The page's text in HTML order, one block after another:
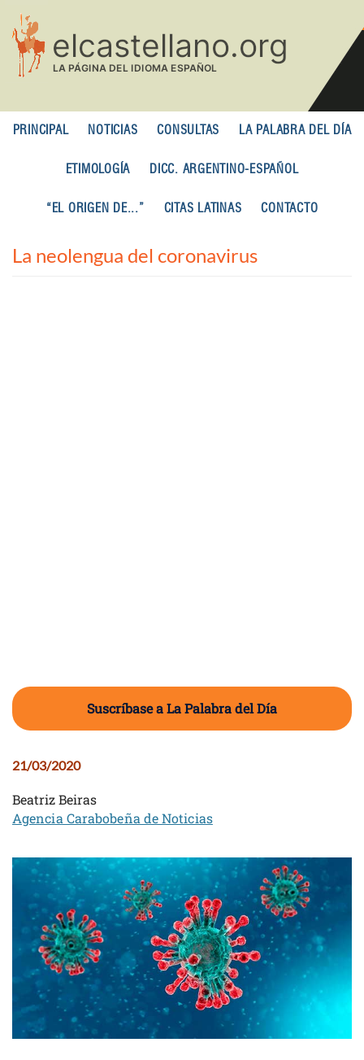
contenido
principal
PRINCIPAL NOTICIAS CONSULTAS LA PALABRA DEL DÍA
ETIMOLOGÍA DICC. ARGENTINO-ESPAÑOL
“EL ORIGEN DE...” CITAS LATINAS CONTACTO
La neolengua del coronavirus
Suscríbase a La Palabra del Día
21/03/2020
Beatriz Beiras
Agencia Carabobeña de Noticias